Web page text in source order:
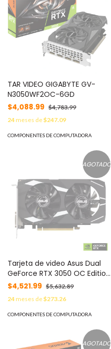
TAR VIDEO GIGABYTE GV-
N3050WF2OC-6GD
$4,088.99 $4,783.99
24meses de$247.09
COMPONENTES DE COMPUTADORA
AGOTADO
Tarjeta de video Asus Dual
GeForce RTX 3050 OC Edition
- 6GB GDDR6, PCIe 4.0, HDMI
2.1, DisplayPort 1.4a,
Tecnología 0dB.
$4,521.99 $5,632.89
24meses de$273.26
COMPONENTES DE COMPUTADORA
AGOTADO